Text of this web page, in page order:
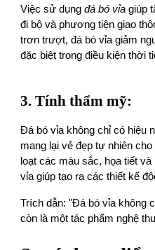
Việc sử dụngđá bó vỉa giúp
đi bộ và phương tiện giao
trơn trượt, đá bó vỉa giảm
đặc biệt trong điều kiện thời
3. Tính thẩm mỹ:
Đá bó vỉa không chỉ có hiệu
mang lại vẻ đẹp tự nhiên
loạt các màu sắc, họa tiết
vỉa giúp tạo ra các thiết kế
Trích dẫn: "Đá bó vỉa không
còn là một tác phẩm nghệ